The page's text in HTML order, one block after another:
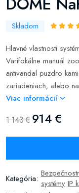
Skladom
Hlavné vlastnosti
Varifokálne manuál
antivandal puzdro
zariadeniach, alebo
Viac informácií
1 143 € 914 €
Kategória: systémy IP